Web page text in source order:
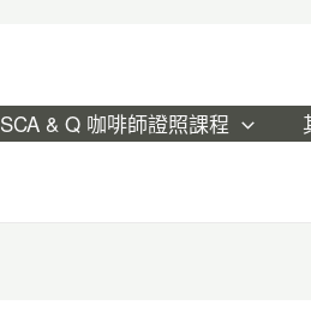
SCA & Q 咖啡師證照課程